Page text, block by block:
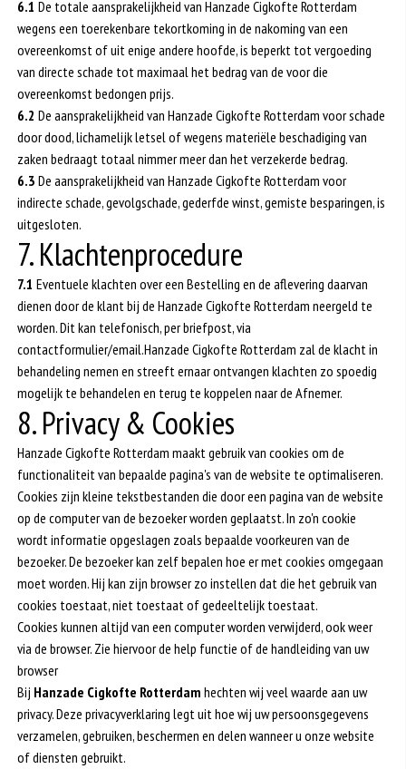
6.1 De totale aansprakelijkheid van Hanzade Cigkofte Rotterdam
wegens een toerekenbare tekortkoming in de nakoming van een
overeenkomst of uit enige andere hoofde, is beperkt tot vergoeding
van directe schade tot maximaal het bedrag van de voor die
overeenkomst bedongen prijs.
6.2 De aansprakelijkheid van Hanzade Cigkofte Rotterdam voor schade
door dood, lichamelijk letsel of wegens materiële beschadiging van
zaken bedraagt totaal nimmer meer dan het verzekerde bedrag.
6.3 De aansprakelijkheid van Hanzade Cigkofte Rotterdam voor
indirecte schade, gevolgschade, gederfde winst, gemiste besparingen, is
uitgesloten.
7. Klachtenprocedure
7.1 Eventuele klachten over een Bestelling en de aflevering daarvan
dienen door de klant bij de Hanzade Cigkofte Rotterdam neergeld te
worden. Dit kan telefonisch, per briefpost, via
contactformulier/email.Hanzade Cigkofte Rotterdam zal de klacht in
behandeling nemen en streeft ernaar ontvangen klachten zo spoedig
mogelijk te behandelen en terug te koppelen naar de Afnemer.
8. Privacy & Cookies
Hanzade Cigkofte Rotterdam maakt gebruik van cookies om de
functionaliteit van bepaalde pagina's van de website te optimaliseren.
Cookies zijn kleine tekstbestanden die door een pagina van de website
op de computer van de bezoeker worden geplaatst. In zo'n cookie
wordt informatie opgeslagen zoals bepaalde voorkeuren van de
bezoeker. De bezoeker kan zelf bepalen hoe er met cookies omgegaan
moet worden. Hij kan zijn browser zo instellen dat die het gebruik van
cookies toestaat, niet toestaat of gedeeltelijk toestaat.
Cookies kunnen altijd van een computer worden verwijderd, ook weer
via de browser. Zie hiervoor de help functie of de handleiding van uw
browser
Bij Hanzade Cigkofte Rotterdam hechten wij veel waarde aan uw
privacy. Deze privacyverklaring legt uit hoe wij uw persoonsgegevens
verzamelen, gebruiken, beschermen en delen wanneer u onze website
of diensten gebruikt.